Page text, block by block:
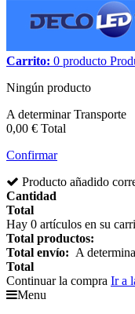
Carrito: 0 producto
Ningún producto
A determinarTransporte
0,00 € Total
Confirmar
Producto añadido
Cantidad
Total
Hay 0 artículos en su
Total productos:
Total envío: A
Total
Continuar la compra Ir a
Menu